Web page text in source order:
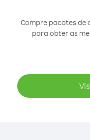
Compre pacotes de
para obter as